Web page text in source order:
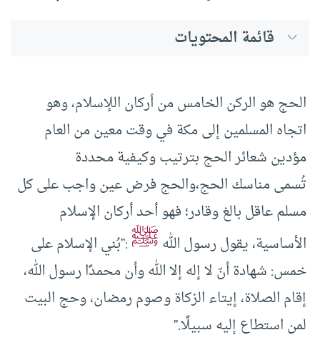
قائمة المحتويات
الحج هو الركن الخامس من أركان اللإسلام، وهو
اتجاه المسلمين إلى مكة في وقت معين من العام
مؤدين شعائر الحج بترتيب وكيفية محددة
تُسمى مناسك الحج،والحج فرض عين واجب على كل
مسلم عاقل بالغ وقادر؛ فهو أحد أركان الإسلام
الأساسية، يقول رسول اللهﷺ:”بُني الإسلام على
خمس: شهادة أنّ لا إله إلا الله وأن محمدًا رسول الله،
إقام الصلاة، إيتاء الزكاة وصوم رمضان، وحج البيت
لمن استطاع إليه سبيلًا.”